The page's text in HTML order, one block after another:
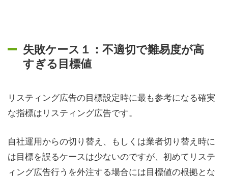
失敗ケース１：不適切で難易度が高
すぎる目標値
リスティング広告の目標設定時に最も参考になる確実
な指標はリスティング広告です。
自社運用からの切り替え、もしくは業者切り替え時に
は目標を誤るケースは少ないのですが、初めてリステ
ィング広告行うを外注する場合には目標値の根拠とな